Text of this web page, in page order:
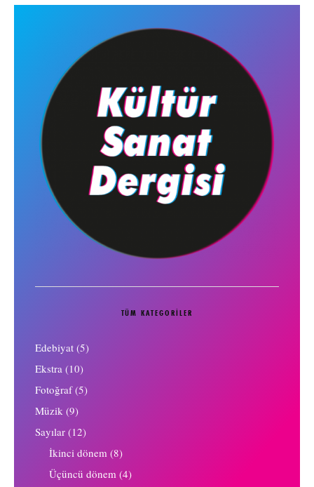
TÜM KATEGORILER
Edebiyat (5)
Ekstra (10)
Fotoğraf(5)
Müzik (9)
Sayılar (12)
İkinci dönem (8)
Üçüncü dönem (4)